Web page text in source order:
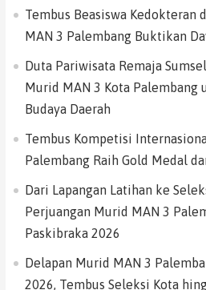
Tembus Beasiswa Kedokteran
MAN 3 Palembang Buktikan
Duta Pariwisata Remaja
Murid MAN 3 Kota Palembang
Budaya Daerah
Tembus Kompetisi
Palembang Raih Gold Medal
Dari Lapangan Latihan ke
Perjuangan Murid MAN 3
Paskibraka 2026
Delapan Murid MAN 3
2026, Tembus Seleksi Kota